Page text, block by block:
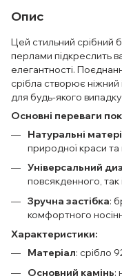
Опис
Цей стильний срібний
перлами підкреслить
елегантності.
срібла створює ніжний
для будь-якого
Основні переваги
Натуральні
природної краси та
Універсальний
повсякденного, так
Зручна застібка:
комфортного
Характеристики:
Матеріал: срібло
Основний камінь: